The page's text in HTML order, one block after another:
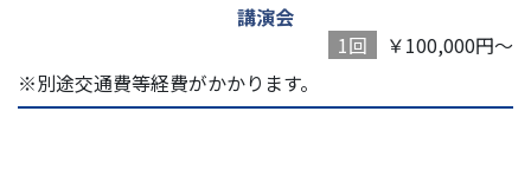
講演会
1回
￥100,000円～
※別途交通費等経費がかかります。